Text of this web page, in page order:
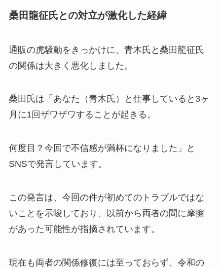
桑田龍征氏との対立が激化した経緯
通販の虎騒動をきっかけに、青木氏と桑田龍征氏
の関係は大きく悪化しました。
桑田氏は「あなた（青木氏）と仕事していると3ヶ
月に1回ザワザワすることが起きる。
何度目？今回で不信感が満杯になりました」と
SNSで発言しています。
この発言は、今回の件が初めてのトラブルではな
いことを示唆しており、以前から両者の間に摩擦
があった可能性が指摘されています。
現在も両者の関係修復には至っておらず、令和の